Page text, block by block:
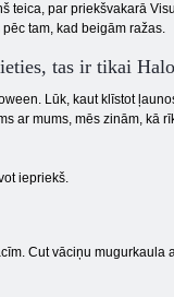
teica, par priekšvakarā
tam, kad beigām ražas.
tas ir tikai
Lūk, kaut klīstot
ar mums, mēs zinām, kā
iepriekš.
Cut vāciņu